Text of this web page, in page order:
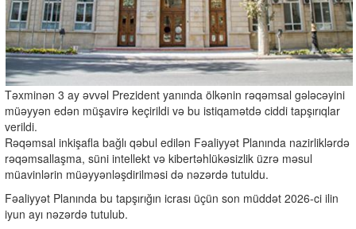
Təxminən 3 ay əvvəl Prezident yanında ölkənin rəqəmsal gələcəyini
müəyyən edən müşavirə keçirildi və bu istiqamətdə ciddi tapşırıqlar
verildi.
Rəqəmsal inkişafla bağlı qəbul edilən Fəaliyyət Planında nazirliklərdə
rəqəmsallaşma, süni intellekt və kibertəhlükəsizlik üzrə məsul
müavinlərin müəyyənləşdirilməsi də nəzərdə tutuldu.
Fəaliyyət Planında bu tapşırığın icrası üçün son müddət 2026-ci ilin
iyun ayı nəzərdə tutulub.